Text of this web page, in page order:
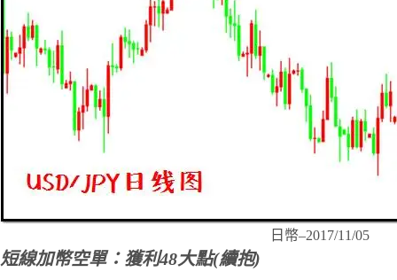
日幣–2017/11/05
短線加幣空單：獲利48大點(續抱)